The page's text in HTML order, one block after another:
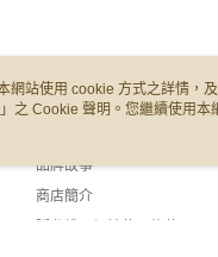
品牌故事
商店簡介
網站使用 cookie 方式之詳情，
」之 Cookie 聲明。您繼續使用